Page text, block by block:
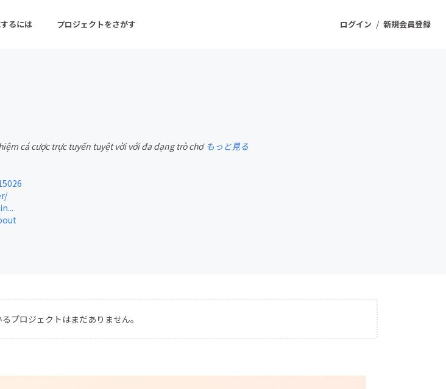
ログイン / 新規会員登録
るには プロジェクトをさがす
ジェクト
舞台・パフォーマンス
プロダクト
cá cược trực tuyến tuyệt vời với đa dạng trò chơ もっと見る
プロジェクトはまだありません。